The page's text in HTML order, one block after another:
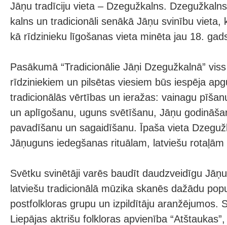
Jāņu tradīciju vieta – Dzegužkalns.
kalns un tradicionāli senākā Jāņu svinību vieta,
kā rīdzinieku līgošanas vieta minēta jau 18.
Pasākumā “Tradicionālie Jāņi Dzegužkalnā”
rīdziniekiem un pilsētas viesiem būs iespēja
tradicionālās vērtības un ieražas: vainagu
un aplīgošanu, uguns svētīšanu, Jāņu
pavadīšanu un sagaidīšanu. Īpaša vieta
Jāņuguns iedegšanas rituālam, latviešu
Svētku svinētāji varēs baudīt daudzveidīgu
latviešu tradicionālā mūzika skanēs dažādu
postfolkloras grupu un izpildītāju aranžējumos.
Liepājas aktrišu folkloras apvienība